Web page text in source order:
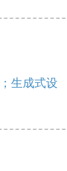
生成式设